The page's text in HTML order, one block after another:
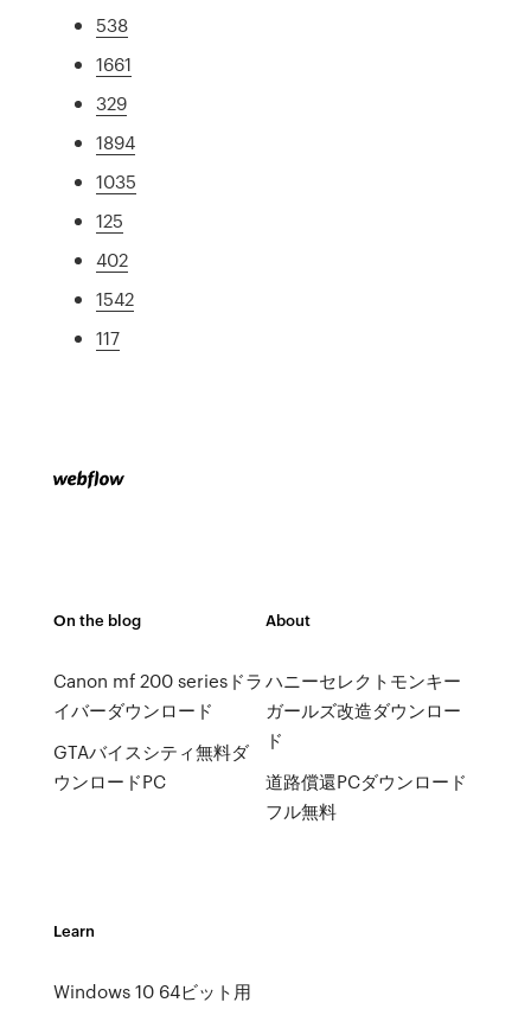
538
1661
329
1894
1035
125
402
1542
117
On the blog
Canon mf 200 seriesドラ
イバーダウンロード
GTAバイスシティ無料ダ
ウンロードPC
About
ハニーセレクトモンキー
ガールズ改造ダウンロー
ド
道路償還PCダウンロード
フル無料
Learn
Windows 10 64ビット用